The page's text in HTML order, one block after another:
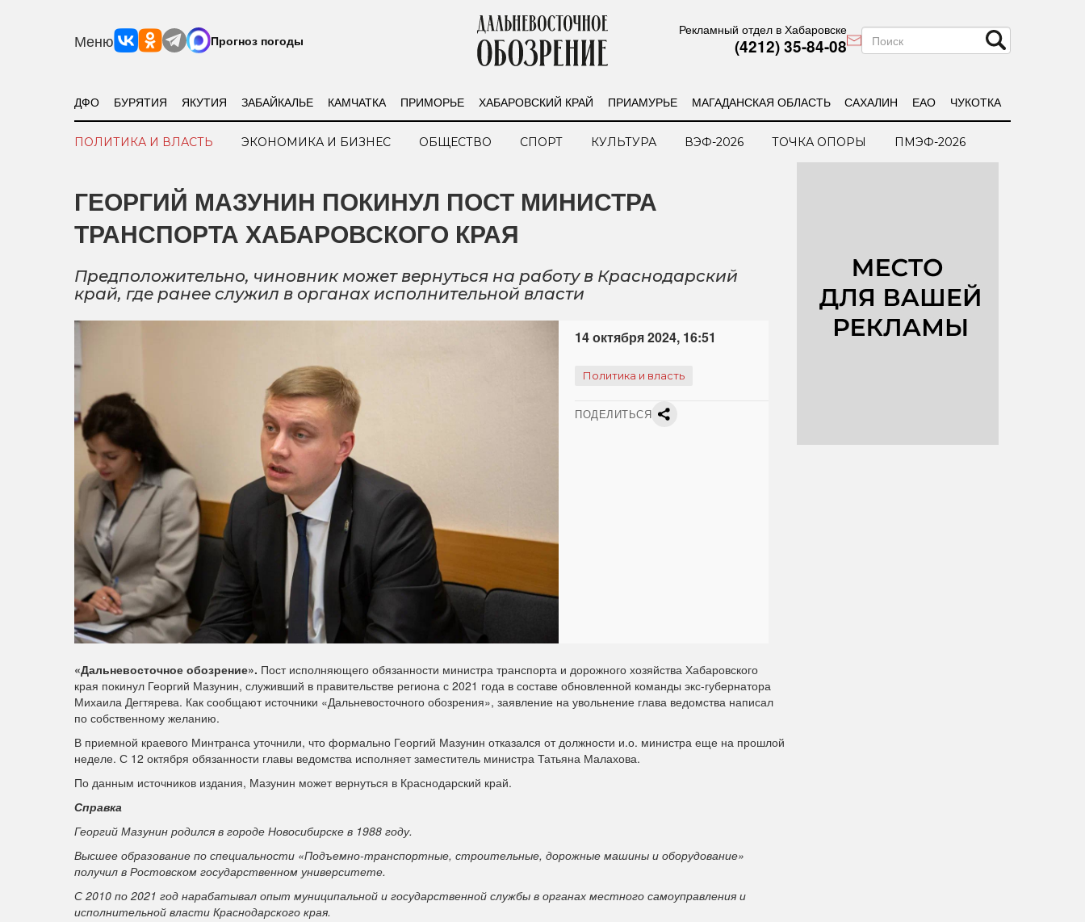
Меню Прогноз погоды
Рекламный отдел в Хабаровске
(4212) 35-84-08
ДФО БУРЯТИЯ ЯКУТИЯ ЗАБАЙКАЛЬЕ КАМЧАТКА ПРИМОРЬЕ ХАБАРОВСКИЙ КРАЙ ПРИАМУРЬЕ МАГАДАНСКАЯ ОБЛАСТЬ САХАЛИН ЕАО ЧУКОТКА
ПОЛИТИКА И ВЛАСТЬ ЭКОНОМИКА И БИЗНЕС ОБЩЕСТВО СПОРТ КУЛЬТУРА ВЭФ-2026 ТОЧКА ОПОРЫ ПМЭФ-2026
ГЕОРГИЙ МАЗУНИН ПОКИНУЛ ПОСТ МИНИСТРА
ТРАНСПОРТА ХАБАРОВСКОГО КРАЯ
Предположительно, чиновник может вернуться на работу в Краснодарский
край, где ранее служил в органах исполнительной власти
14 октября 2024, 16:51
Политика и власть
ПОДЕЛИТЬСЯ
«Дальневосточное обозрение». Пост исполняющего обязанности министра транспорта и дорожного хозяйства Хабаровского
края покинул Георгий Мазунин, служивший в правительстве региона с 2021 года в составе обновленной команды экс-губернатора
Михаила Дегтярева. Как сообщают источники «Дальневосточного обозрения», заявление на увольнение глава ведомства написал
по собственному желанию.
В приемной краевого Минтранса уточнили, что формально Георгий Мазунин отказался от должности и.о. министра еще на прошлой
неделе. С 12 октября обязанности главы ведомства исполняет заместитель министра Татьяна Малахова.
По данным источников издания, Мазунин может вернуться в Краснодарский край.
Справка
Георгий Мазунин родился в городе Новосибирске в 1988 году.
Высшее образование по специальности «Подъемно-транспортные, строительные, дорожные машины и оборудование»
получил в Ростовском государственном университете.
С 2010 по 2021 год нарабатывал опыт муниципальной и государственной службы в органах местного самоуправления и
исполнительной власти Краснодарского края.